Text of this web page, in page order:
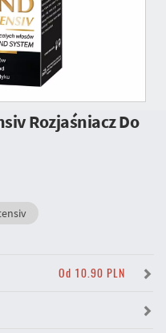
Rozjaśniacz Do
Od 10.90 PLN